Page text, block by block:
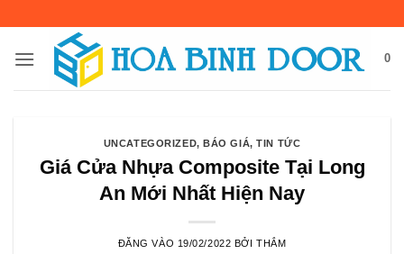
nội
0
UNCATEGORIZED,BÁO GIÁ,TIN TỨC
Giá Cửa Nhựa Composite Tại Long
An Mới Nhất Hiện Nay
ĐĂNG VÀO 19/02/2022 BỞITHẮM